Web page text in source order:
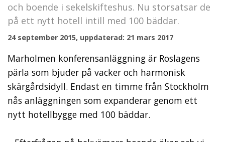
och boende i sekelskifteshus. Nu storsatsar de
på ett nytt hotell intill med 100 bäddar.
24 september 2015, uppdaterad: 21 mars 2017
Marholmen konferensanläggning är Roslagens
pärla som bjuder på vacker och harmonisk
skärgårdsidyll. Endast en timme från Stockholm
nås anläggningen som expanderar genom ett
nytt hotellbygge med 100 bäddar.